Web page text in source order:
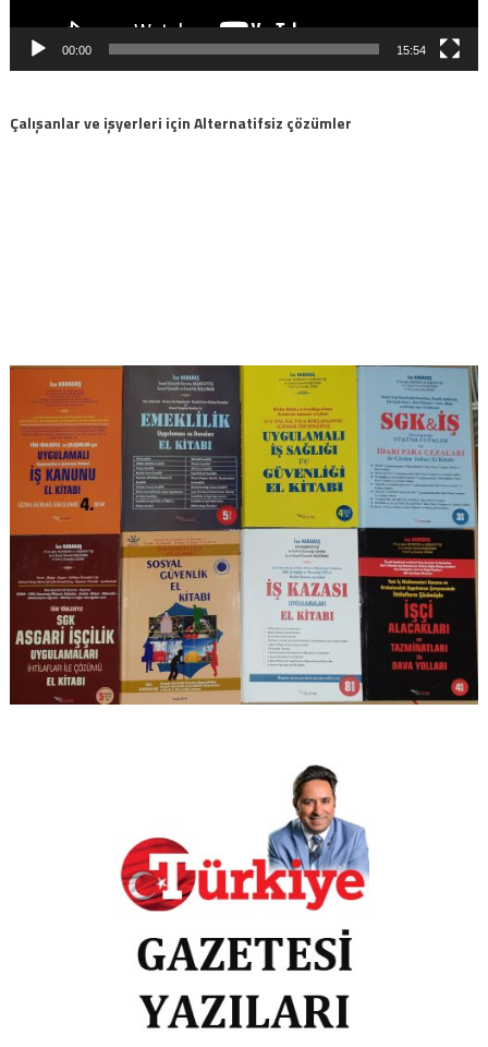
00:00 15:54
Çalışanlar ve işyerleri için Alternatifsiz çözümler